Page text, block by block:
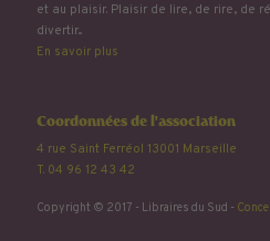
et au plaisir. Plaisir de lire, de rire, de
divertir...
En savoir plus
Coordonnées de l'association
4 rue Saint Ferréol 13001 Marseille
T. 04 96 12 43 42
Copyright © 2017 - Libraires du Sud -